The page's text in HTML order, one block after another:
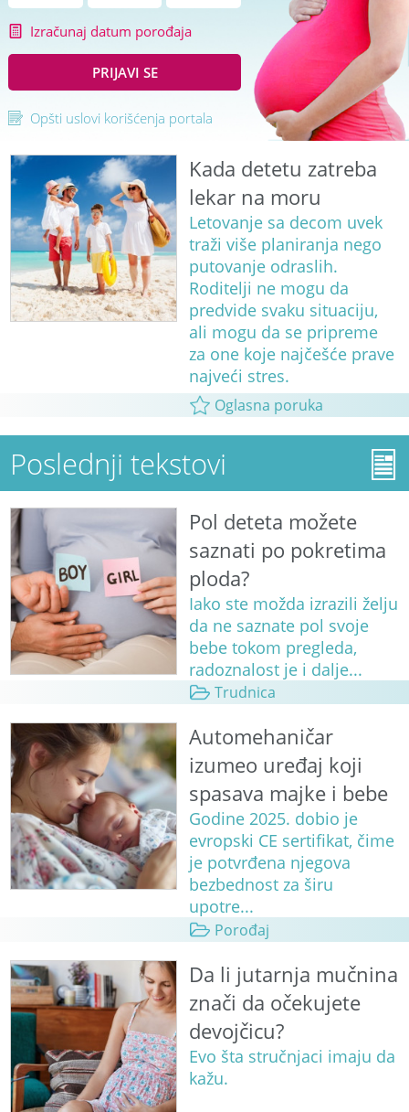
Izračunaj datum porođaja
PRIJAVI SE
Opšti uslovi korišćenja portala
Kada detetu zatreba
lekar na moru
Letovanje sa decom uvek
traži više planiranja nego
putovanje odraslih.
Roditelji ne mogu da
predvide svaku situaciju,
ali mogu da se pripreme
za one koje najčešće prave
najveći stres.
Oglasna poruka
Poslednji tekstovi
Pol deteta možete
saznati po pokretima
ploda?
Iako ste možda izrazili želju
da ne saznate pol svoje
bebe tokom pregleda,
radoznalost je i dalje...
Trudnica
Automehaničar
izumeo uređaj koji
spasava majke i bebe
Godine 2025. dobio je
evropski CE sertifikat, čime
je potvrđena njegova
bezbednost za širu
upotre...
Porođaj
Da li jutarnja mučnina
znači da očekujete
devojčicu?
Evo šta stručnjaci imaju da
kažu.